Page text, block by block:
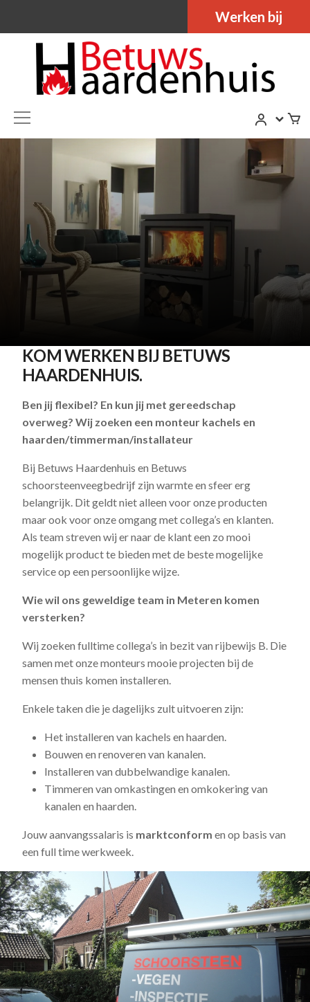
Werken bij
KOM WERKEN BIJ BETUWS
HAARDENHUIS.
Ben jij flexibel? En kun jij met gereedschap
overweg? Wij zoeken een monteur kachels en
haarden/timmerman/installateur
Bij Betuws Haardenhuis en Betuws
schoorsteenveegbedrijf zijn warmte en sfeer erg
belangrijk. Dit geldt niet alleen voor onze producten
maar ook voor onze omgang met collega’s en klanten.
Als team streven wij er naar de klant een zo mooi
mogelijk product te bieden met de beste mogelijke
service op een persoonlijke wijze.
Wie wil ons geweldige team in Meteren komen
versterken?
Wij zoeken fulltime collega’s in bezit van rijbewijs B. Die
samen met onze monteurs mooie projecten bij de
mensen thuis komen installeren.
Enkele taken die je dagelijks zult uitvoeren zijn:
Het installeren van kachels en haarden.
Bouwen en renoveren van kanalen.
Installeren van dubbelwandige kanalen.
Timmeren van omkastingen en omkokering van
kanalen en haarden.
Jouw aanvangssalaris is marktconform en op basis van
een full time werkweek.